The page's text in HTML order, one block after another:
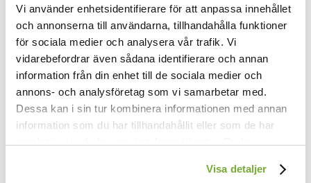
Vi använder enhetsidentifierare för att anpassa innehållet
och annonserna till användarna, tillhandahålla funktioner
för sociala medier och analysera vår trafik. Vi
vidarebefordrar även sådana identifierare och annan
information från din enhet till de sociala medier och
annons- och analysföretag som vi samarbetar med.
Dessa kan i sin tur kombinera informationen med annan
information som du har tillhandahållit eller som de har
-länken i nedre delen
Visa detaljer
1.
Som en flod genom tiden
går din kraft genom världen.
Du ger sommar och höst,
du ger vinter och vår.
Du har makt att förvandla
mycket mer